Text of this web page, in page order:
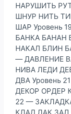
НАРУШИТЬ
ШНУР НИТЬ
ШАР Уровень
БАНКА БАНАН
НАКАЛ БЛИН
— ДАВЛЕНИЕ
НИВА ЛЕДИ
ДВА Уровень
ДЕКОР ОРДЕР
22 —